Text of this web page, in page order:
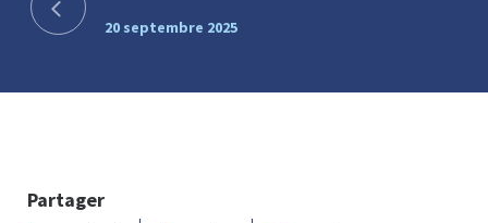
20 septembre 2025
Partager